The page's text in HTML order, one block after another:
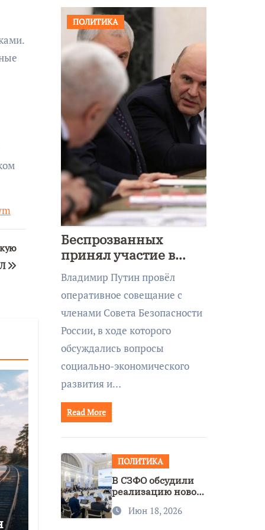
ПОЛИТИКА
Беспрозванных
принял участие в
совещании Совбеза
под руководством
Путина
Владимир Путин провёл
оперативное совещание с
членами Совета Безопасности
России, в ходе которого
обсуждались вопросы
социально-экономического
развития и…
Read More
ПОЛИТИКА
В СЗФО обсудили
реализацию новой
нацполитики
Июн 18, 2026